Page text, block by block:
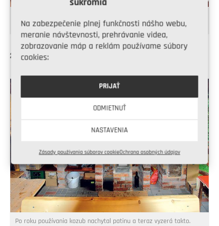
súkromia
Na zabezpečenie plnej funkčnosti nášho webu,
meranie návštevnosti, prehrávanie videa,
zobrazovanie máp a reklám používame súbory
cookies:
PRIJAŤ
ODMIETNUŤ
NASTAVENIA
Zásady používania súborov cookieOchrana osobných údajov
jedinečné umelecké dielo, ktoré osvetľuje altánok v noci.
27. Hotovo
Po roku používania kozub nachytal patinu a teraz vyzerá takto.